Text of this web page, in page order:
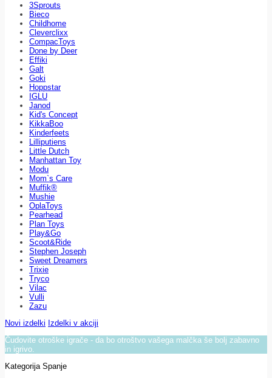
3Sprouts
Bieco
Childhome
Cleverclixx
CompacToys
Done by Deer
Effiki
Galt
Goki
Hoppstar
IGLU
Janod
Kid's Concept
KikkaBoo
Kinderfeets
Lilliputiens
Little Dutch
Manhattan Toy
Modu
Mom`s Care
Muffik®
Mushie
OplaToys
Pearhead
Plan Toys
Play&Go
Scoot&Ride
Stephen Joseph
Sweet Dreamers
Trixie
Tryco
Vilac
Vulli
Zazu
Novi izdelki Izdelki v akciji
Čudovite otroške igrače - da bo otroštvo vašega malčka še bolj zabavno
in igrivo.
Kategorija Spanje